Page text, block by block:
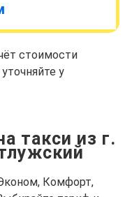
стоимости
у
такси из г.
Комфорт,